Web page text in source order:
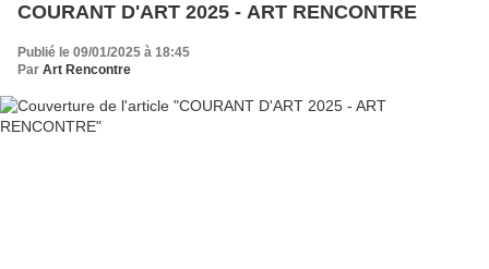
COURANT D'ART 2025 - ART RENCONTRE
Publié le 09/01/2025 à 18:45
Par Art Rencontre